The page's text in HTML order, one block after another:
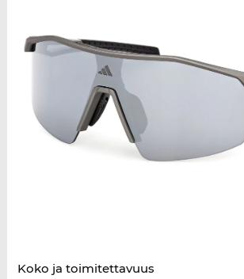
Koko ja toimitettavuus